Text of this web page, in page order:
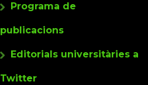
Programa de
publicacions
Editorials universitàries a
Twitter